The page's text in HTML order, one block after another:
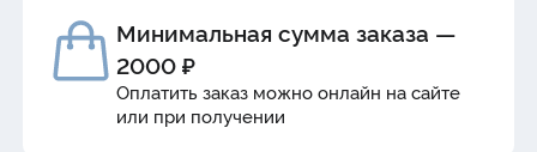
Минимальная сумма заказа —
2000 ₽
Оплатить заказ можно онлайн на сайте
или при получении